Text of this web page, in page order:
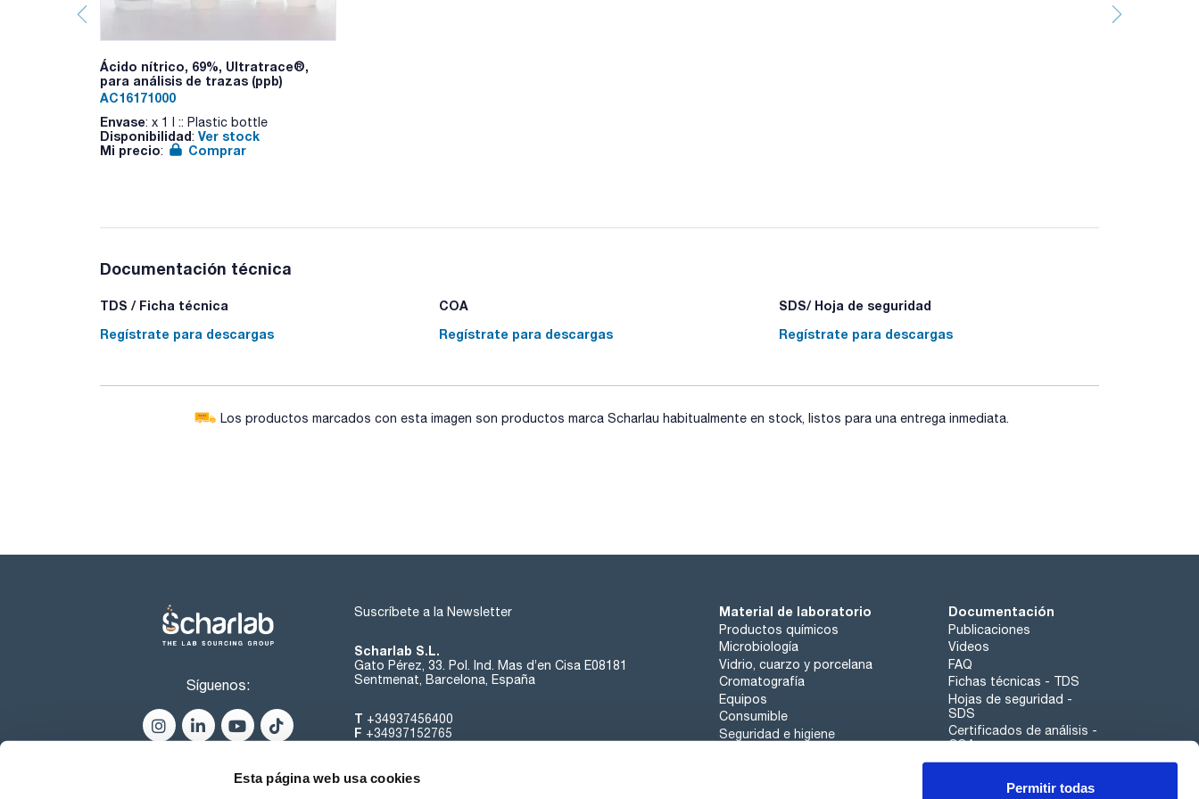
Esta página web usa cookies
Permitir todas
Ácido nítrico, 69%, Ultratrace®,
para análisis de trazas (ppb)
AC16171000
Envase: x 1 l :: Plastic bottle
Disponibilidad: Ver stock
Mi precio: Comprar
Documentación técnica
TDS / Ficha técnica
Regístrate para descargas
COA
Regístrate para descargas
SDS/ Hoja de seguridad
Regístrate para descargas
Los productos marcados con esta imagen son productos marca Scharlau habitualmente en stock, listos para una entrega inmediata.
Síguenos:
Suscríbete a la Newsletter
Scharlab S.L.
Gato Pérez, 33. Pol. Ind. Mas d’en Cisa E08181
Sentmenat, Barcelona, España
T +34937456400
F +34937152765
Material de laboratorio
Productos químicos
Microbiología
Vidrio, cuarzo y porcelana
Cromatografía
Equipos
Consumible
Seguridad e higiene
Documentación
Publicaciones
Videos
FAQ
Fichas técnicas - TDS
Hojas de seguridad -
SDS
Certificados de análisis -
COA
Aplicaciones